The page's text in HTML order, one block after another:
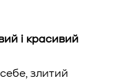
і красивий
злитий